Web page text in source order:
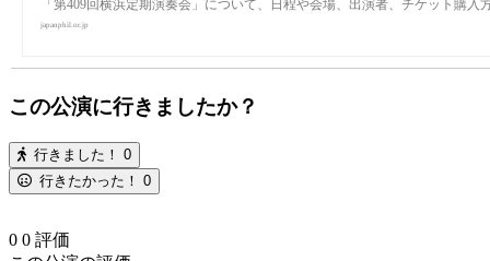
「第409回横浜定期演奏会」について、日程や会場、出演者、チケット購
japanphil.or.jp
この公演に行きましたか？
行きました！ 0
行きたかった！ 0
0 0 評価